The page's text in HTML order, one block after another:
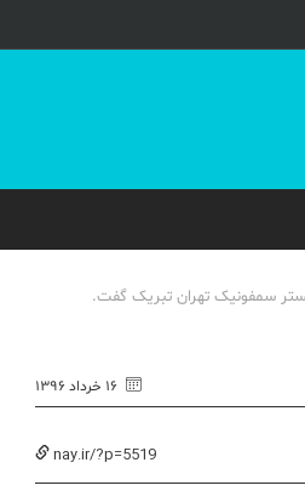
سمفونیک تهران تبریک گفت.
۱۶ خرداد ۱۳۹۶
nay.ir/?p=5519